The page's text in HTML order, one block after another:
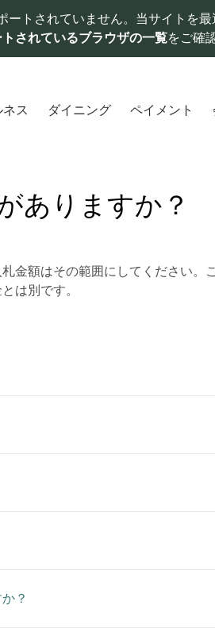
ートされていません。当サイトを最
されているブラウザの一覧をご確
ネス ダイニング ペイメント
ありますか？
金額はその範囲にしてください。
は別です。
？